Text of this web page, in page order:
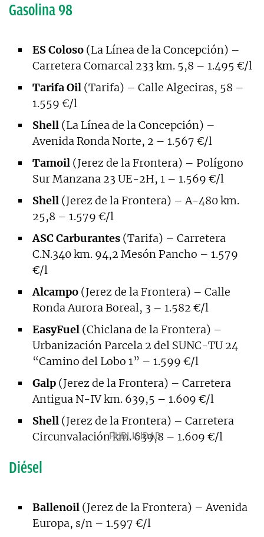
Gasolina 98
ES Coloso (La Línea de la Concepción) –
Carretera Comarcal 233 km. 5,8 – 1.495 €/l
Tarifa Oil (Tarifa) – Calle Algeciras, 58 –
1.559 €/l
Shell (La Línea de la Concepción) –
Avenida Ronda Norte, 2 – 1.567 €/l
Tamoil (Jerez de la Frontera) – Polígono
Sur Manzana 23 UE-2H, 1 – 1.569 €/l
Shell (Jerez de la Frontera) – A-480 km.
25,8 – 1.579 €/l
ASC Carburantes (Tarifa) – Carretera
C.N.340 km. 94,2 Mesón Pancho – 1.579
€/l
Alcampo (Jerez de la Frontera) – Calle
Ronda Aurora Boreal, 3 – 1.582 €/l
EasyFuel (Chiclana de la Frontera) –
Urbanización Parcela 2 del SUNC-TU 24
“Camino del Lobo 1” – 1.599 €/l
Galp (Jerez de la Frontera) – Carretera
Antigua N-IV km. 639,5 – 1.609 €/l
Shell (Jerez de la Frontera) – Carretera
Circunvalación km. 639,8 – 1.609 €/l
Diésel
Ballenoil (Jerez de la Frontera) – Avenida
Europa, s/n – 1.597 €/l